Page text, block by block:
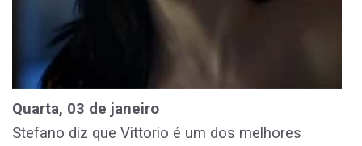
Quarta, 03 de janeiro
Stefano diz que Vittorio é um dos melhores